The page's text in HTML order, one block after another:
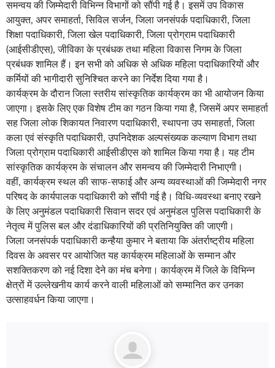
समन्वय की जिम्मेदारी विभिन्न विभागों को सौंपी गई है। इसमें उप विकास
आयुक्त, अपर समाहर्ता, सिविल सर्जन, जिला जनसंपर्क पदाधिकारी, जिला
शिक्षा पदाधिकारी, जिला खेल पदाधिकारी, जिला प्रोग्राम पदाधिकारी
(आईसीडीएस), जीविका के प्रबंधक तथा महिला विकास निगम के जिला
प्रबंधक शामिल हैं। इन सभी को अधिक से अधिक महिला पदाधिकारियों और
कर्मियों की भागीदारी सुनिश्चित करने का निर्देश दिया गया है।
कार्यक्रम के दौरान जिला स्तरीय सांस्कृतिक कार्यक्रम का भी आयोजन किया
जाएगा। इसके लिए एक विशेष टीम का गठन किया गया है, जिसमें अपर समाहर्ता
सह जिला लोक शिकायत निवारण पदाधिकारी, स्थापना उप समाहर्ता, जिला
कला एवं संस्कृति पदाधिकारी, उपनिदेशक अल्पसंख्यक कल्याण विभाग तथा
जिला प्रोग्राम पदाधिकारी आईसीडीएस को शामिल किया गया है। यह टीम
सांस्कृतिक कार्यक्रम के संचालन और समन्वय की जिम्मेदारी निभाएगी।
वहीं, कार्यक्रम स्थल की साफ-सफाई और अन्य व्यवस्थाओं की जिम्मेदारी नगर
परिषद के कार्यपालक पदाधिकारी को सौंपी गई है। विधि-व्यवस्था बनाए रखने
के लिए अनुमंडल पदाधिकारी सिवान सदर एवं अनुमंडल पुलिस पदाधिकारी के
नेतृत्व में पुलिस बल और दंडाधिकारियों की प्रतिनियुक्ति की जाएगी।
जिला जनसंपर्क पदाधिकारी कन्हैया कुमार ने बताया कि अंतर्राष्ट्रीय महिला
दिवस के अवसर पर आयोजित यह कार्यक्रम महिलाओं के सम्मान और
सशक्तिकरण को नई दिशा देने का मंच बनेगा। कार्यक्रम में जिले के विभिन्न
क्षेत्रों में उल्लेखनीय कार्य करने वाली महिलाओं को सम्मानित कर उनका
उत्साहवर्धन किया जाएगा।